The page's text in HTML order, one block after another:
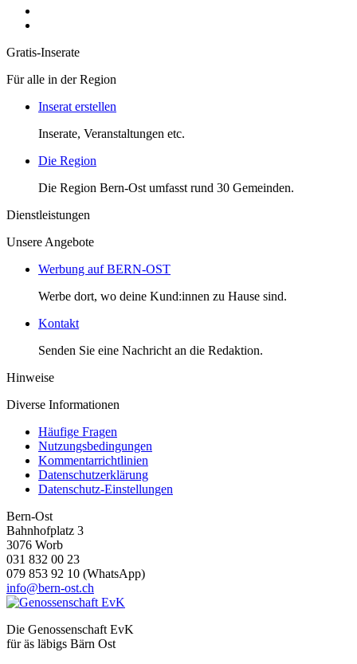
Gratis-Inserate
Für alle in der Region
Inserat erstellen
Inserate, Veranstaltungen etc.
Die Region
Die Region Bern-Ost umfasst rund 30 Gemeinden.
Dienstleistungen
Unsere Angebote
Werbung auf BERN-OST
Werbe dort, wo deine Kund:innen zu Hause sind.
Kontakt
Senden Sie eine Nachricht an die Redaktion.
Hinweise
Diverse Informationen
Häufige Fragen
Nutzungsbedingungen
Kommentarrichtlinien
Datenschutzerklärung
Datenschutz-Einstellungen
Bern-Ost
Bahnhofplatz 3
3076 Worb
031 832 00 23
079 853 92 10 (WhatsApp)
info@bern-ost.ch
Die Genossenschaft EvK
für äs läbigs Bärn Ost